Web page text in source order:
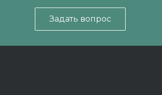
Задать вопрос